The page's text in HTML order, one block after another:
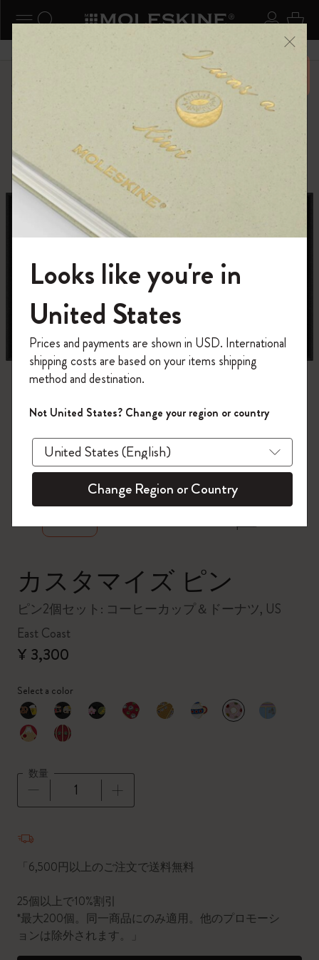
ナビゲーションの切替 ログ
検索 (キーワードなど) カ
6,500円以上のご購入で送料無料 メニ
ーを閉じる
ショップ
カントリー・テーマ・ピンズ・コレクション
zoom.cta
カスタマイズ ピン
ピン2個セット: コーヒーカップ＆ドーナツ, US
East Coast
¥ 3,300
Select a color
選択済
*選択したカラー
数量
「6,500円以上のご注文で送料無料
25個以上で10%割引
*最大200個。同一商品にのみ適用。他のプロモーシ
ョンは除外されます。」
モレスキンの世界へようこそ
「WELCOME10」を入力すると、初回注
文が10%オフ＋送料無料になります。セ
ール・アウトレット品は適用外。
Moleskineアカウントを作成して限定オフ
ァーや会員特典、さらに多くのインスピ
レーションを手に入れましょう。
今すぐ会員登録 !
Looks like you're in
United States
Prices and payments are shown in USD. International
shipping costs are based on your items shipping
method and destination.
Not United States? Change your region or country
Change Region or Country